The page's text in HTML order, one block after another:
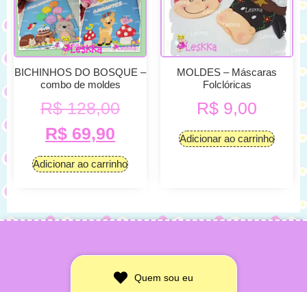
BICHINHOS DO BOSQUE –
combo de moldes
R$128,00
R$ 69,90
Adicionar ao carrinho
MOLDES – Máscaras
Folclóricas
R$ 9,00
Adicionar ao carrinho
Quem sou eu